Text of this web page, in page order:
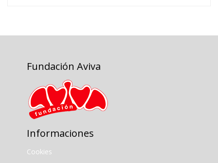
Fundación Aviva
Informaciones
Cookies